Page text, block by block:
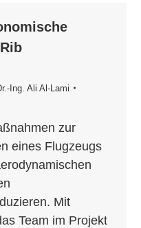
Ing. Ali Al-Lami
zur
eines Flugzeugs
Mit
Team im Projekt